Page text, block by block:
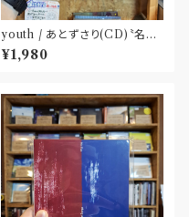
youth / あとずさり(CD)〝名古
屋〟
¥1,980